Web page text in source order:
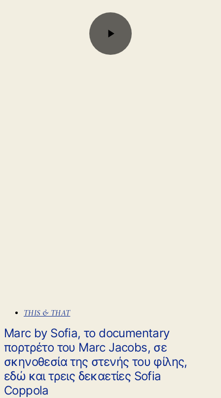
THIS & THAT
Marc by Sofia, το documentary
πορτρέτο του Marc Jacobs, σε
σκηνοθεσία της στενής του φίλης,
εδώ και τρεις δεκαετίες Sofia
Coppola